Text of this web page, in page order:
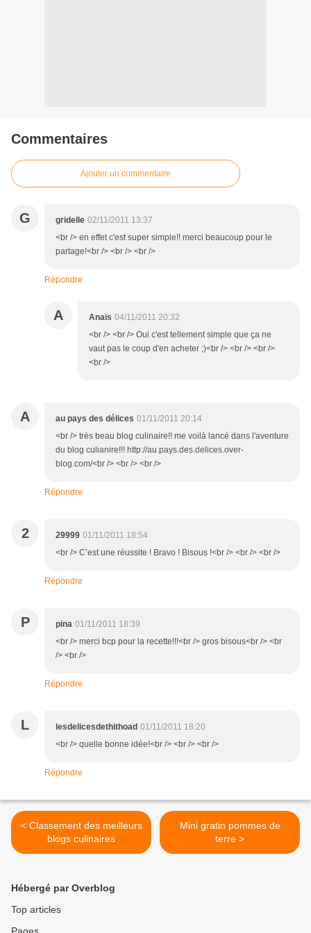
Commentaires
Ajouter un commentaire
G gridelle 02/11/2011 13:37
<br /> en effet c'est super simple!! merci beaucoup pour le
partage!<br /> <br /> <br />
Répondre
A Anaïs 04/11/2011 20:32
<br /> <br /> Oui c'est tellement simple que ça ne
vaut pas le coup d'en acheter ;)<br /> <br /> <br />
<br />
A au pays des délices 01/11/2011 20:14
<br /> très beau blog culinaire!! me voilà lancé dans l'aventure
du blog culianire!!! http://au.pays.des.delices.over-
blog.com/<br /> <br /> <br />
Répondre
2 29999 01/11/2011 18:54
<br /> C’est une réussite ! Bravo ! Bisous !<br /> <br /> <br />
Répondre
P pina 01/11/2011 18:39
<br /> merci bcp pour la recette!!!<br /> gros bisous<br /> <br
/> <br />
Répondre
L lesdelicesdethithoad 01/11/2011 18:20
<br /> quelle bonne idée!<br /> <br /> <br />
Répondre
< Classement des meilleurs
blogs culinaires
Mini gratin pommes de
terre >
Hébergé par Overblog
Top articles